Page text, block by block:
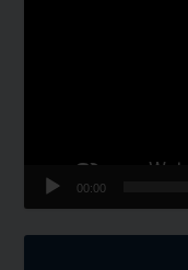
00:00